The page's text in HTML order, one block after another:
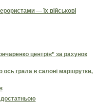
— їх військові
центрів” за рахунок
грала в салоні маршрутки,